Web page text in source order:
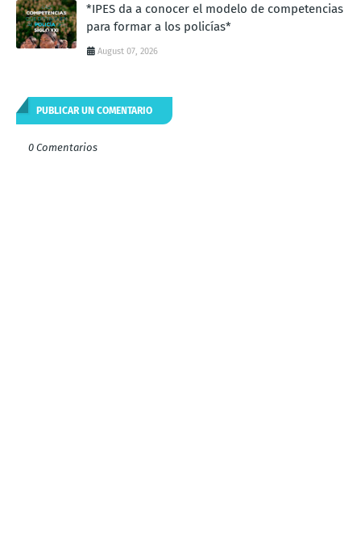
*IPES da a conocer el modelo de competencias
para formar a los policías*
August 07, 2026
PUBLICAR UN COMENTARIO
0 Comentarios